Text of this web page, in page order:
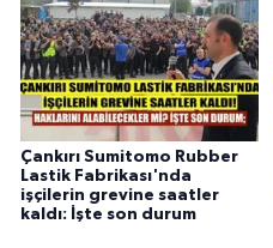
Çankırı Sumitomo Rubber
Lastik Fabrikası'nda
işçilerin grevine saatler
kaldı: İşte son durum